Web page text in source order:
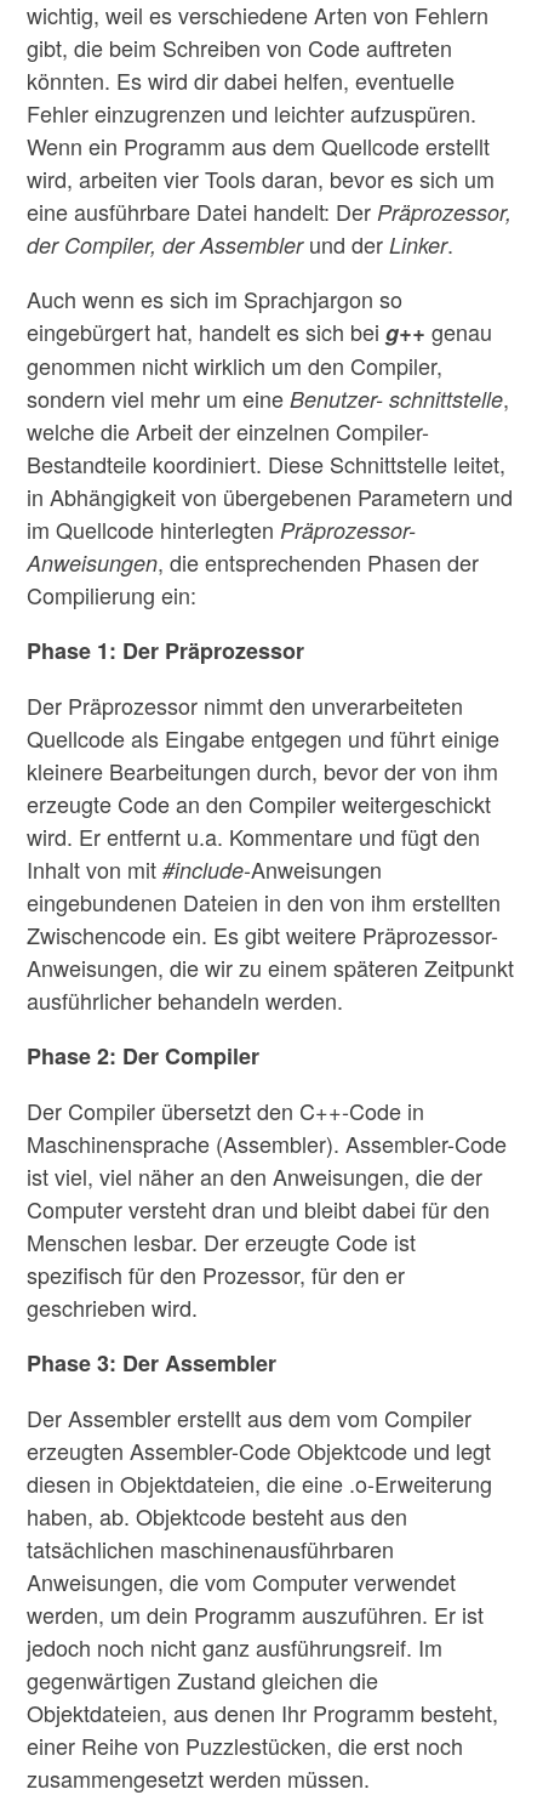
wichtig, weil es verschiedene Arten von Fehlern
gibt, die beim Schreiben von Code auftreten
könnten. Es wird dir dabei helfen, eventuelle
Fehler einzugrenzen und leichter aufzuspüren.
Wenn ein Programm aus dem Quellcode erstellt
wird, arbeiten vier Tools daran, bevor es sich um
eine ausführbare Datei handelt: Der Präprozessor,
der Compiler, der Assembler und der Linker.
Auch wenn es sich im Sprachjargon so
eingebürgert hat, handelt es sich beig++ genau
genommen nicht wirklich um den Compiler,
sondern viel mehr um eineBenutzer- schnittstelle,
welche die Arbeit der einzelnen Compiler-
Bestandteile koordiniert. Diese Schnittstelle leitet,
in Abhängigkeit von übergebenen Parametern und
im Quellcode hinterlegten Präprozessor-
Anweisungen, die entsprechenden Phasen der
Compilierung ein:
Phase 1: Der Präprozessor
Der Präprozessor nimmt den unverarbeiteten
Quellcode als Eingabe entgegen und führt einige
kleinere Bearbeitungen durch, bevor der von ihm
erzeugte Code an den Compiler weitergeschickt
wird. Er entfernt u.a. Kommentare und fügt den
Inhalt von mit#include-Anweisungen
eingebundenen Dateien in den von ihm erstellten
Zwischencode ein. Es gibt weitere Präprozessor-
Anweisungen, die wir zu einem späteren Zeitpunkt
ausführlicher behandeln werden.
Phase 2: Der Compiler
Der Compiler übersetzt den C++-Code in
Maschinensprache (Assembler). Assembler-Code
ist viel, viel näher an den Anweisungen, die der
Computer versteht dran und bleibt dabei für den
Menschen lesbar. Der erzeugte Code ist
spezifisch für den Prozessor, für den er
geschrieben wird.
Phase 3: Der Assembler
Der Assembler erstellt aus dem vom Compiler
erzeugten Assembler-Code Objektcode und legt
diesen in Objektdateien, die eine .o-Erweiterung
haben, ab. Objektcode besteht aus den
tatsächlichen maschinenausführbaren
Anweisungen, die vom Computer verwendet
werden, um dein Programm auszuführen. Er ist
jedoch noch nicht ganz ausführungsreif. Im
gegenwärtigen Zustand gleichen die
Objektdateien, aus denen Ihr Programm besteht,
einer Reihe von Puzzlestücken, die erst noch
zusammengesetzt werden müssen.